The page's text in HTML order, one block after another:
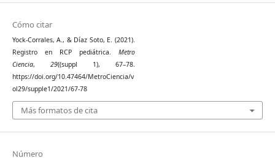
Cómo citar
Yock-Corrales, A., & Díaz Soto, E. (2021).
Registro en RCP pediátrica. Metro
Ciencia, 29((suppl 1), 67–78.
https://doi.org/10.47464/MetroCiencia/v
ol29/supple1/2021/67-78
Más formatos de cita
Número